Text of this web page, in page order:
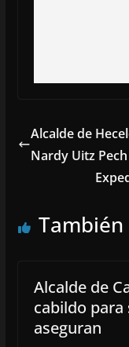
Alcalde de
Nardy Uitz Pech
Alcalde de
cabildo
aseguran